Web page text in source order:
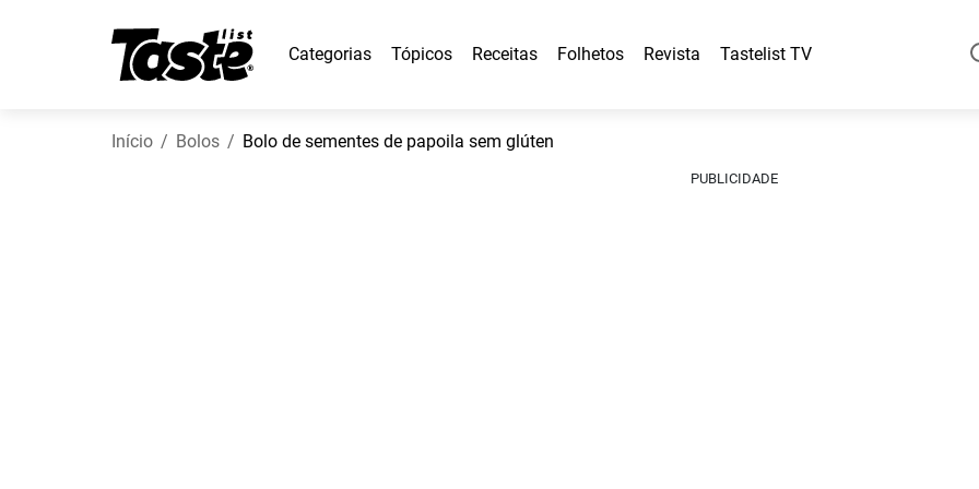
Categorias Tópicos Receitas Folhetos Revista Tastelist TV
Início Bolos Bolo de sementes de papoila sem glúten
PUBLICIDADE